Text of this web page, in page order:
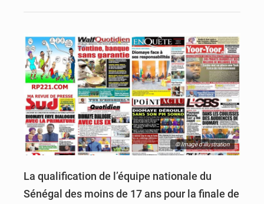
© Image d'illustration
La qualification de l’équipe nationale du
Sénégal des moins de 17 ans pour la finale de